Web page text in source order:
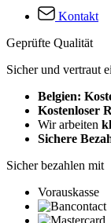
Kontakt
Geprüfte Qualität
Sicher und vertraut
Belgien:
Kostenloser
Wir arbeiten
Sichere
Sicher bezahlen mit
Vorauskasse